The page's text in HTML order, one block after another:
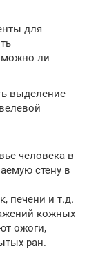
для
можно ли
выделение
человека в
стену в
печени и т.д.
кожных
ожоги,
ран.